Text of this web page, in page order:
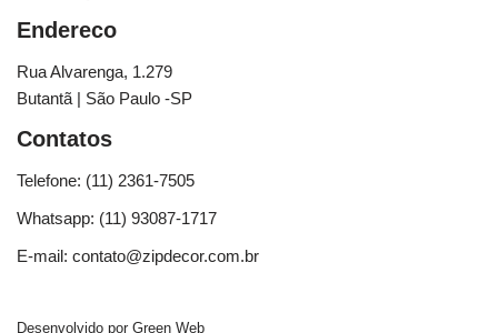
Endereco
Rua Alvarenga, 1.279
Butantã | São Paulo -SP
Contatos
Telefone: (11) 2361-7505
Whatsapp: (11) 93087-1717
E-mail: contato@zipdecor.com.br
Desenvolvido por Green Web